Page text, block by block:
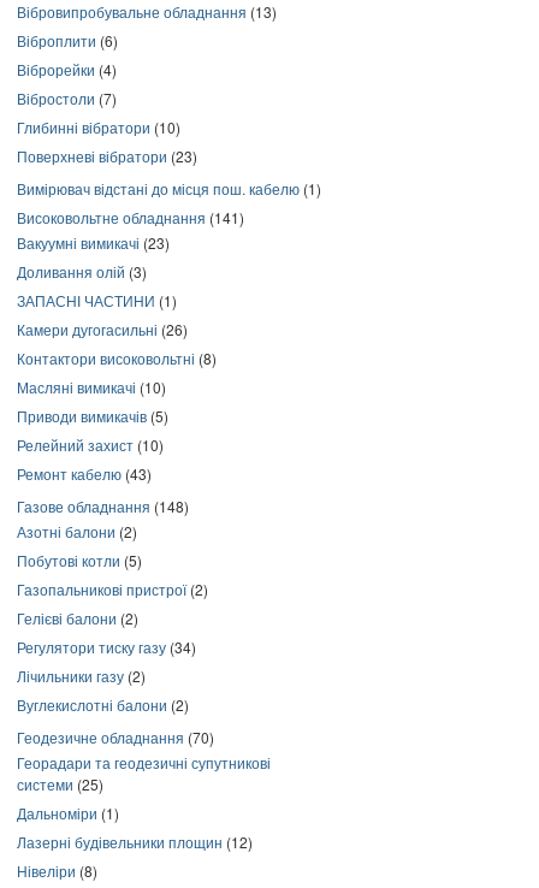
Вібровипробувальне обладнання (13)
Віброплити (6)
Віброрейки (4)
Вібростоли (7)
Глибинні вібратори (10)
Поверхневі вібратори (23)
Вимірювач відстані до місця пош. кабелю (1)
Високовольтне обладнання (141)
Вакуумні вимикачі (23)
Доливання олій (3)
ЗАПАСНІ ЧАСТИНИ (1)
Камери дугогасильні (26)
Контактори високовольтні (8)
Масляні вимикачі (10)
Приводи вимикачів (5)
Релейний захист (10)
Ремонт кабелю (43)
Газове обладнання (148)
Азотні балони (2)
Побутові котли (5)
Газопальникові пристрої(2)
Гелієві балони (2)
Регулятори тиску газу (34)
Лічильники газу (2)
Вуглекислотні балони (2)
Геодезичне обладнання (70)
Георадари та геодезичні супутникові
системи (25)
Дальноміри (1)
Лазерні будівельники площин (12)
Нівеліри (8)